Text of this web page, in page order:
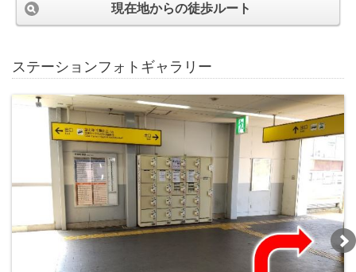
現在地からの徒歩ルート
ステーションフォトギャラリー